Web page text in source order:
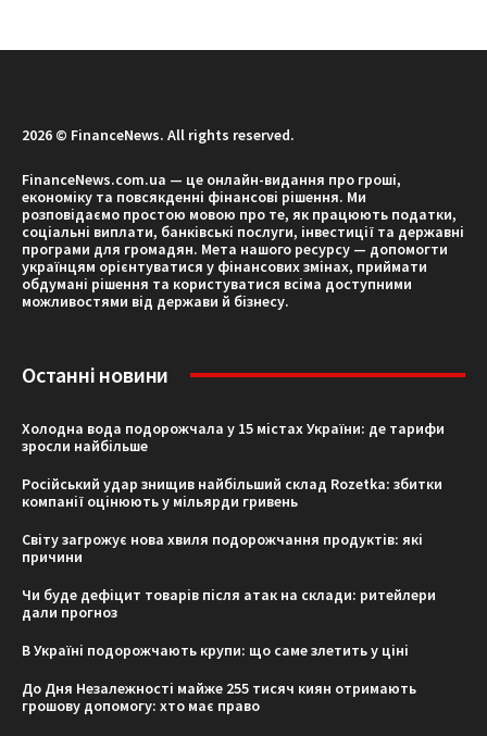
2026 © FinanceNews. All rights reserved.
FinanceNews.com.ua — це онлайн-видання про гроші,
економіку та повсякденні фінансові рішення. Ми
розповідаємо простою мовою про те, як працюють податки,
соціальні виплати, банківські послуги, інвестиції та державні
програми для громадян. Мета нашого ресурсу — допомогти
українцям орієнтуватися у фінансових змінах, приймати
обдумані рішення та користуватися всіма доступними
можливостями від держави й бізнесу.
Останні новини
Холодна вода подорожчала у 15 містах України: де тарифи
зросли найбільше
Російський удар знищив найбільший склад Rozetka: збитки
компанії оцінюють у мільярди гривень
Світу загрожує нова хвиля подорожчання продуктів: які
причини
Чи буде дефіцит товарів після атак на склади: ритейлери
дали прогноз
В Україні подорожчають крупи: що саме злетить у ціні
До Дня Незалежності майже 255 тисяч киян отримають
грошову допомогу: хто має право